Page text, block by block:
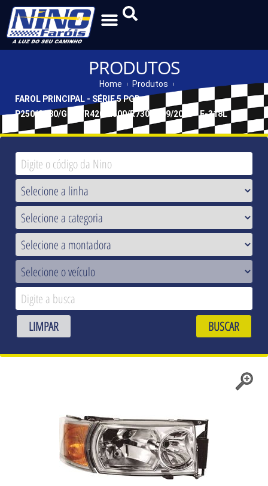
PRODUTOS
Home
Produtos
FAROL PRINCIPAL - SÉRIE 5 PGR
P250/G380/G730/R420/R500/R730 2009/2019 - F-318L
LIMPAR BUSCAR